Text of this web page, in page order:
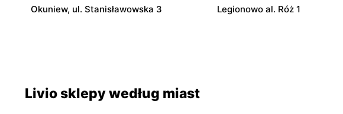
Okuniew, ul. Stanisławowska 3 Legionowo al. Róż 1
Otwock, ul. Stefana Batorego 4
Livio sklepy według miast